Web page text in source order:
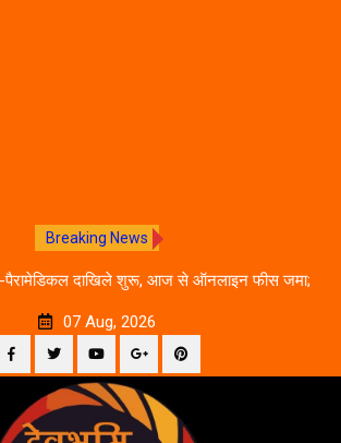
Breaking News
पैरामेडिकल दाखिले शुरू, आज से ऑनलाइन फीस जमा;
07 Aug, 2026
Facebook
TwitterYouTubePlus
Google